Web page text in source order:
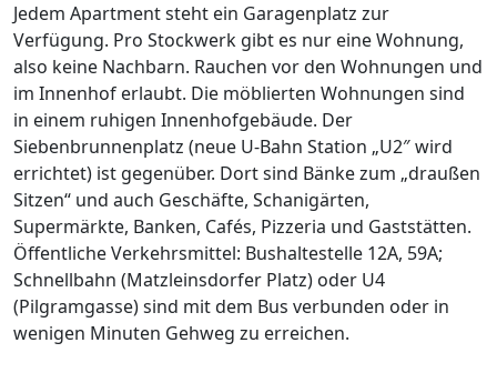
Jedem Apartment steht ein Garagenplatz zur
Verfügung. Pro Stockwerk gibt es nur eine Wohnung,
also keine Nachbarn. Rauchen vor den Wohnungen und
im Innenhof erlaubt. Die möblierten Wohnungen sind
in einem ruhigen Innenhofgebäude. Der
Siebenbrunnenplatz (neue U-Bahn Station „U2″ wird
errichtet) ist gegenüber. Dort sind Bänke zum „draußen
Sitzen“ und auch Geschäfte, Schanigärten,
Supermärkte, Banken, Cafés, Pizzeria und Gaststätten.
Öffentliche Verkehrsmittel: Bushaltestelle 12A, 59A;
Schnellbahn (Matzleinsdorfer Platz) oder U4
(Pilgramgasse) sind mit dem Bus verbunden oder in
wenigen Minuten Gehweg zu erreichen.